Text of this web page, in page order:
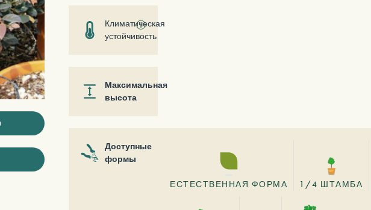
Климатическая
устойчивость
ⓘ
Максимальная
высота
Доступные
формы
ЕСТЕСТВЕННАЯ ФОРМА 1/4 ШТАМБА